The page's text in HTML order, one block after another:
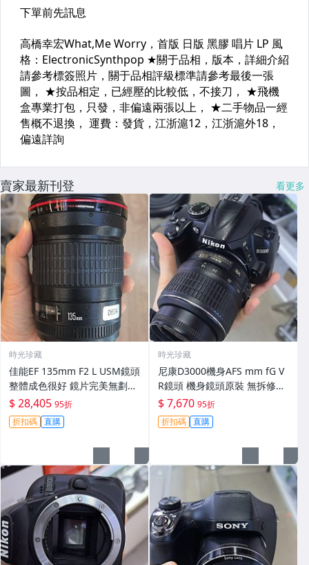
賣家最新刊登 看更多
時光珍藏
佳能EF 135mm F2 L USM鏡頭
整體成色很好 鏡片完美無劃痕
功能一切正常 無拆修無-3430
$ 28,405 95折
折扣碼 直購
時光珍藏
尼康D3000機身AFS mm fG V
R鏡頭 機身鏡頭原裝 無拆修無
翻新 有輕微使用痕跡 鏡頭-34
30
$ 7,670 95折
折扣碼 直購